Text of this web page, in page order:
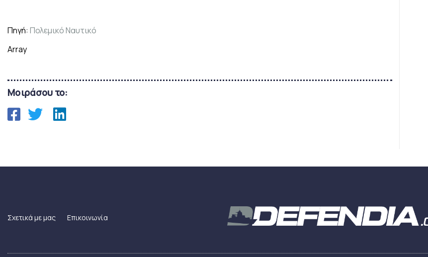
Πηγή: Πολεμικό Ναυτικό
Array
Μοιράσου το:
Σχετικά με μας Επικοινωνία